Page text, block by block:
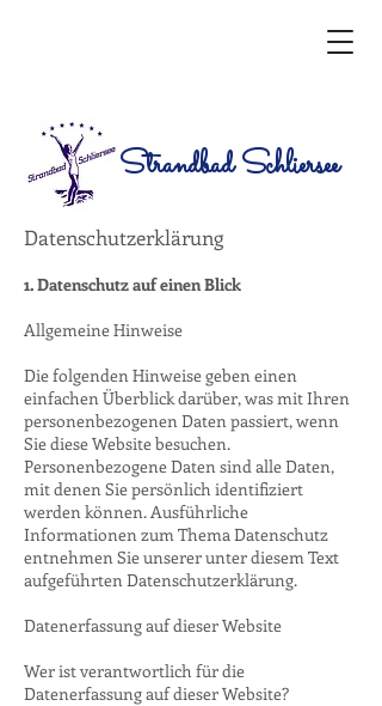
Strandbad Schliersee
Datenschutzerklärung
1. Datenschutz auf einen Blick
Allgemeine Hinweise
Die folgenden Hinweise geben einen
einfachen Überblick darüber, was mit Ihren
personenbezogenen Daten passiert, wenn
Sie diese Website besuchen.
Personenbezogene Daten sind alle Daten,
mit denen Sie persönlich identifiziert
werden können. Ausführliche
Informationen zum Thema Datenschutz
entnehmen Sie unserer unter diesem Text
aufgeführten Datenschutzerklärung.
Datenerfassung auf dieser Website
Wer ist verantwortlich für die
Datenerfassung auf dieser Website?